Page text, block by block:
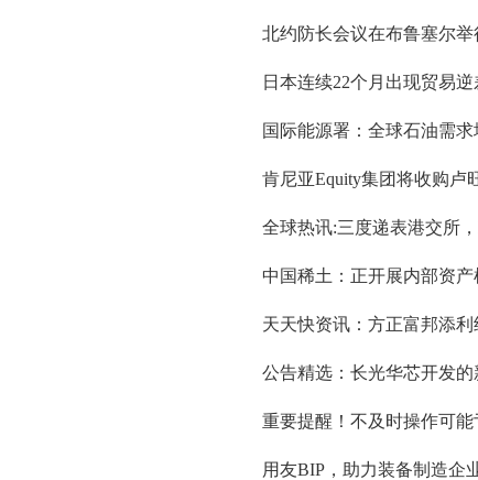
北约防长会议在布鲁塞尔举
日本连续22个月出现贸易逆
国际能源署：全球石油需
肯尼亚Equity集团将收购卢
全球热讯:三度递表港交所
中国稀土：正开展内部资
天天快资讯：方正富邦添
公告精选：长光华芯开发
重要提醒！不及时操作可能
用友BIP，助力装备制造企